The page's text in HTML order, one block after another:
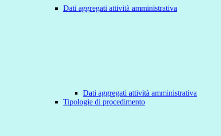
Dati aggregati attività amministrativa
Dati aggregati attività amministrativa
Tipologie di procedimento